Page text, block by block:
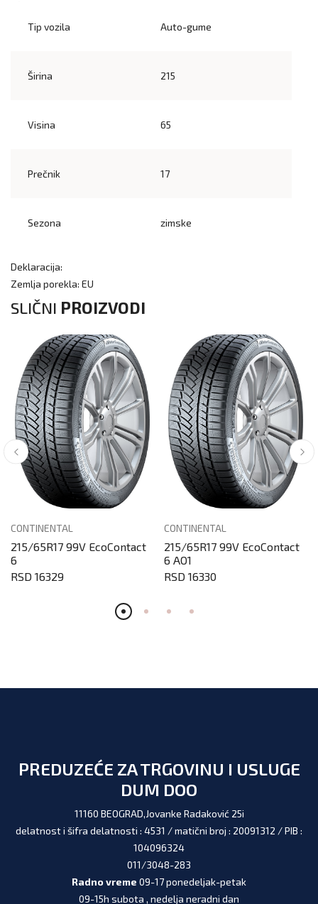
Tip vozila Auto-gume
Širina 215
Visina 65
Prečnik 17
Sezona zimske
Deklaracija:
Zemlja porekla: EU
SLIČNI PROIZVODI
CONTINENTAL
215/65R17 99V EcoContact
6
RSD 16329
CONTINENTAL
215/65R17 99V EcoContact
6 AO1
RSD 16330
PREDUZEĆE ZA TRGOVINU I USLUGE
DUM DOO
11160 BEOGRAD,Jovanke Radaković 25i
delatnost i šifra delatnosti : 4531 / matični broj : 20091312 / PIB :
104096324
011/3048-283
Radno vreme 09-17 ponedeljak-petak
09-15h subota , nedelja neradni dan